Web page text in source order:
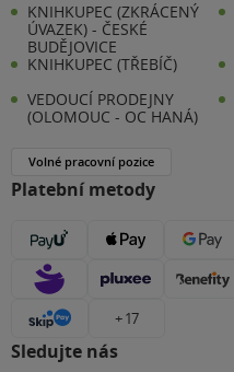
KNIHKUPEC (ZKRÁCENÝ
ÚVAZEK) - ČESKÉ
BUDĚJOVICE
KNIHKUPEC (TŘEBÍČ)
VEDOUCÍ PRODEJNY
(OLOMOUC - OC HANÁ)
Volné pracovní pozice
Platební metody
+ 17
Sledujte nás